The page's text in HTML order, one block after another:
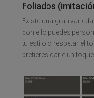
Foliados
Existe una gran
con ello puedes
tu estilo o respetar el
prefieres darle un toque